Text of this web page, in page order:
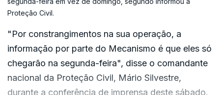
Proteção Civil.
"Por constrangimentos na sua operação, a
informação por parte do Mecanismo é que eles só
chegarão na segunda-feira", disse o comandante
nacional da Proteção Civil, Mário Silvestre,
durante a conferência de imprensa deste sábado.